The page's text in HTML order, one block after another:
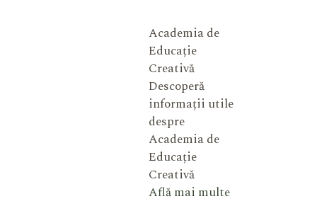
Academia de
Educație
Creativă
Descoperă
informații utile
despre
Academia de
Educație
Creativă
Află mai multe